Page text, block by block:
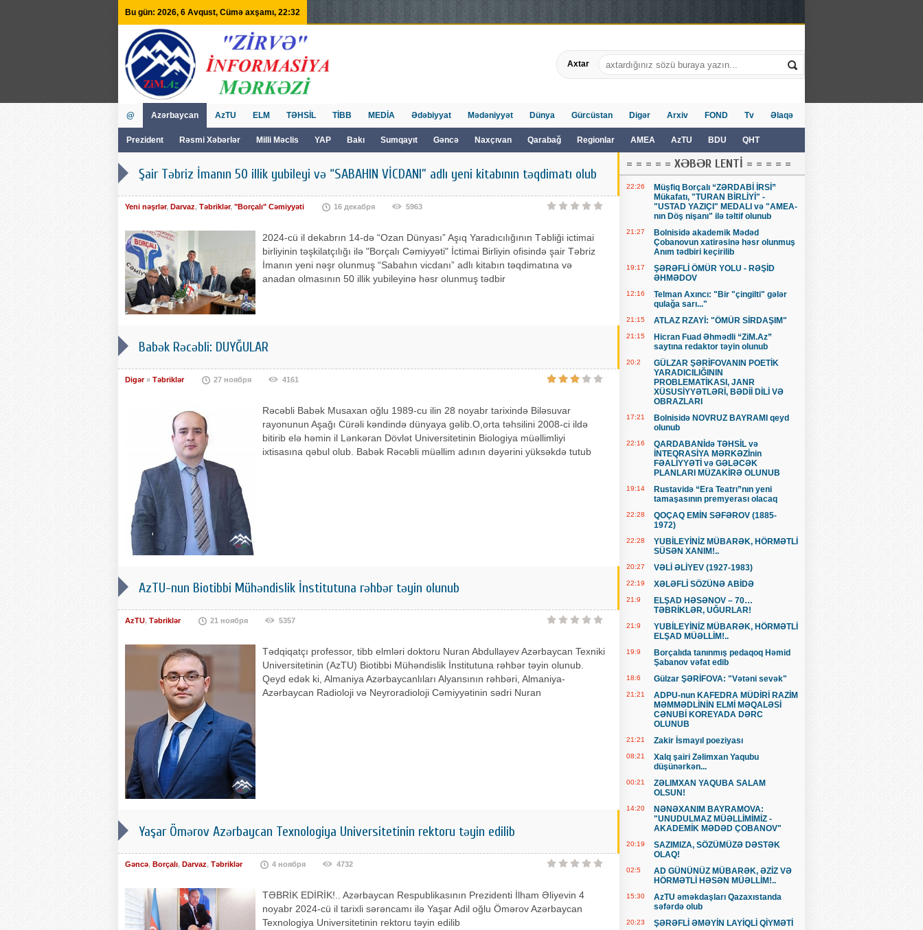
Bu gün: 2026, 6 Avqust, Cümə axşamı, 22:32
Axtar
@ Azərbaycan
Prezident Rəsmi Xəbərlər Milli Məclis YAP Bakı Sumqayıt Gəncə Naxçıvan Qarabağ Regionlar AMEA AzTU BDU QHT
AzTU ELM TƏHSİL TİBB MEDİA Ədəbiyyat Mədəniyyət Dünya Gürcüstan Digər Arxiv FOND Tv Əlaqə
Şair Təbriz İmanın 50 illik yubileyi və “SABAHIN VİCDANI” adlı yeni kitabının təqdimatı olub
Yeni nəşrlər, Darvaz, Təbriklər, "Borçalı" Cəmiyyəti 16 декабря 5963
2024-cü il dekabrın 14-də “Ozan Dünyası” Aşıq Yaradıcılığının Təbliği ictimai
birliyinin təşkilatçılığı ilə "Borçalı Cəmiyyəti" İctimai Birliyin ofisində şair Təbriz
İmanın yeni nəşr olunmuş “Sabahın vicdanı” adlı kitabın təqdimatına və
anadan olmasının 50 illik yubileyinə həsr olunmuş tədbir
Babək Rəcəbli: DUYĞULAR
Digər» Təbriklər 27 ноября 4161
Rəcəbli Babək Musaxan oğlu 1989-cu ilin 28 noyabr tarixində Biləsuvar
rayonunun Aşağı Cürəli kəndində dünyaya gəlib.O,orta təhsilini 2008-ci ildə
bitirib elə həmin il Lənkəran Dövlət Universitetinin Biologiya müəllimliyi
ixtisasına qəbul olub. Babək Rəcəbli müəllim adının dəyərini yüksəkdə tutub
AzTU-nun Biotibbi Mühəndislik İnstitutuna rəhbər təyin olunub
AzTU, Təbriklər 21 ноября 5357
Tədqiqatçı professor, tibb elmləri doktoru Nuran Abdullayev Azərbaycan Texniki
Universitetinin (AzTU) Biotibbi Mühəndislik İnstitutuna rəhbər təyin olunub.
Qeyd edək ki, Almaniya Azərbaycanlıları Alyansının rəhbəri, Almaniya-
Azərbaycan Radioloji və Neyroradioloji Cəmiyyətinin sədri Nuran
Yaşar Ömərov Azərbaycan Texnologiya Universitetinin rektoru təyin edilib
Gəncə, Borçalı, Darvaz, Təbriklər 4 ноября 4732
TƏBRİK EDİRİK!.. Azərbaycan Respublikasının Prezidenti İlham Əliyevin 4
noyabr 2024-cü il tarixli sərəncamı ilə Yaşar Adil oğlu Ömərov Azərbaycan
Texnologiya Universitetinin rektoru təyin edilib
= = = = = XƏBƏR LENTİ = = = = =
22:26
Müşfiq Borçalı “ZƏRDABİ İRSİ”
Mükafatı, "TURAN BİRLİYİ" -
"USTAD YAZIÇI" MEDALI və "AMEA-
nın Döş nişanı" ilə təltif olunub
21:27
Bolnisidə akademik Mədəd
Çobanovun xatirəsinə həsr olunmuş
Anım tədbiri keçirilib
19:17
ŞƏRƏFLİ ÖMÜR YOLU - RƏŞİD
ƏHMƏDOV
12:16
Telman Axıncı: "Bir "çingilti" gələr
qulağa sarı..."
21:15 ATLAZ RZAYİ: "ÖMÜR SİRDAŞIM"
21:15
Hicran Fuad Əhmədli “ZiM.Az”
saytına redaktor təyin olunub
20:2
GÜLZAR ŞƏRİFOVANIN POETİK
YARADICILIĞININ
PROBLEMATİKASI, JANR
XÜSUSİYYƏTLƏRİ, BƏDİİ DİLİ VƏ
OBRAZLARI
17:21
Bolnisidə NOVRUZ BAYRAMI qeyd
olunub
22:16
QARDABANİdə TƏHSİL və
İNTEQRASİYA MƏRKƏZİnin
FƏALİYYƏTİ və GƏLƏCƏK
PLANLARI MÜZAKİRƏ OLUNUB
19:14
Rustavidə “Era Teatrı”nın yeni
tamaşasının premyerası olacaq
22:28
QOÇAQ EMİN SƏFƏROV (1885-
1972)
22:28
YUBİLEYİNİZ MÜBARƏK, HÖRMƏTLİ
SÜSƏN XANIM!..
20:27 VƏLİ ƏLİYEV (1927-1983)
22:19 XƏLƏFLİ SÖZÜNƏ ABİDƏ
21:9
ELŞAD HƏSƏNOV – 70…
TƏBRİKLƏR, UĞURLAR!
21:9
YUBİLEYİNİZ MÜBARƏK, HÖRMƏTLİ
ELŞAD MÜƏLLİM!..
19:9
Borçalıda tanınmış pedaqoq Həmid
Şabanov vəfat edib
18:6 Gülzar ŞƏRİFOVA: "Vətəni sevək"
21:21
ADPU-nun KAFEDRA MÜDİRİ RAZİM
MƏMMƏDLİNİN ELMİ MƏQALƏSİ
CƏNUBİ KOREYADA DƏRC
OLUNUB
21:21 Zakir İsmayıl poeziyası
08:21
Xalq şairi Zəlimxan Yaqubu
düşünərkən...
00:21
ZƏLIMXAN YAQUBA SALAM
OLSUN!
14:20
NƏNƏXANIM BAYRAMOVA:
"UNUDULMAZ MÜƏLLİMİMİZ -
AKADEMİK MƏDƏD ÇOBANOV"
20:19
SAZIMIZA, SÖZÜMÜZƏ DƏSTƏK
OLAQ!
02:5
AD GÜNÜNÜZ MÜBARƏK, ƏZİZ VƏ
HÖRMƏTLİ HƏSƏN MÜƏLLİM!..
15:30
AzTU əməkdaşları Qazaxıstanda
səfərdə olub
20:23 ŞƏRƏFLİ ƏMƏYİN LAYİQLİ QİYMƏTİ